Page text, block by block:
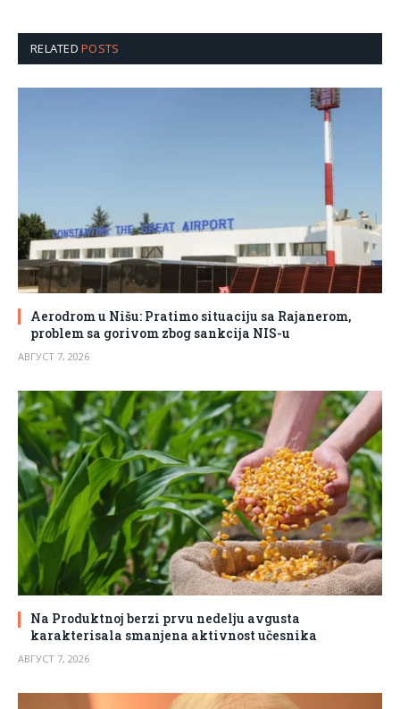
RELATEDPOSTS
Aerodrom u Nišu: Pratimo situaciju sa Rajanerom,
problem sa gorivom zbog sankcija NIS-u
АВГУСТ 7, 2026
Na Produktnoj berzi prvu nedelju avgusta
karakterisala smanjena aktivnost učesnika
АВГУСТ 7, 2026